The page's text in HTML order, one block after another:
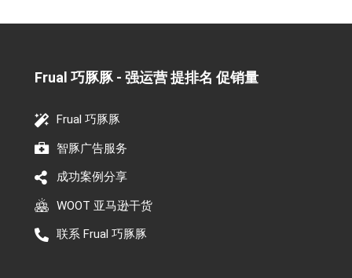
Frual 巧豚豚 - 强运营 提排名 促销量​
Frual 巧豚豚
智豚广告服务
成功案例分享
WOOT 亚马逊干货
联系 Frual 巧豚豚